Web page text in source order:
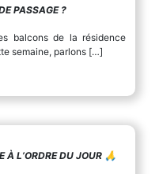
PASSAGE ?
balcons de la résidence
semaine, parlons […]
À L’ORDRE DU JOUR 🙏